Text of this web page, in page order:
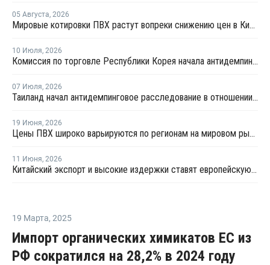
05 Августа, 2026
Мировые котировки ПВХ растут вопреки снижению цен в Китае
10 Июля, 2026
Комиссия по торговле Республики Корея начала антидемпинговое расследование в отношении китайского ПВХ-С
07 Июля, 2026
Таиланд начал антидемпинговое расследование в отношении ПВХ из Китая и Тайваня
19 Июня, 2026
Цены ПВХ широко варьируются по регионам на мировом рынке
11 Июня, 2026
Китайский экспорт и высокие издержки ставят европейскую индустрию ПВХ на грань выживания
19 Марта, 2025
Импорт органических химикатов ЕС из
РФ сократился на 28,2% в 2024 году